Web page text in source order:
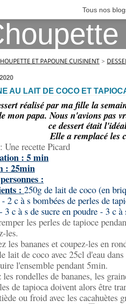
Tous nos
ET PAPOUNE CUISINENT >
AU LAIT DE COCO ET
réalisé par ma fille la
mon papa. Nous n'avions pas
ce dessert était
Elle a remplacé les
Une recette Picard
: 5 min
: 25min
:
: 250g de lait de coco (en
2 c à s bombées de perles de
3 c à s de sucre en poudre - 3 c
les perles de tapioce
les.
les bananes et coupez-les en
lait de coco avec 25cl d'eau
l'ensemble pendant 5min.
rondelles de bananes, les
de tapioca doivent alors être
ou froid avec les cacahuètes